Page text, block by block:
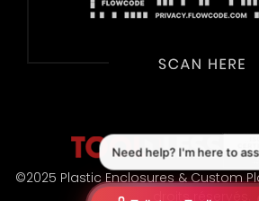
©2025 Plastic Enclosures & Custom
droits réservés.